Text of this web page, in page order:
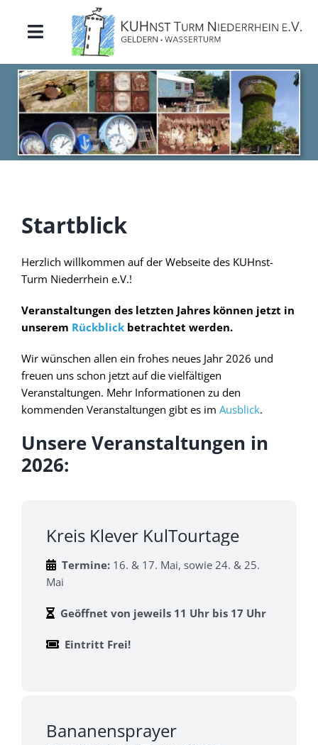
springenToggle
Navigation
Startblick
Ausblick
Rückblick
Weitblick
Startblick
Herzlich willkommen auf der Webseite des KUHnst-
Turm Niederrhein e.V.!
Veranstaltungen des letzten Jahres können jetzt in
unserem Rückblickbetrachtet werden.
Wir wünschen allen ein frohes neues Jahr 2026 und
freuen uns schon jetzt auf die vielfältigen
Veranstaltungen. Mehr Informationen zu den
kommenden Veranstaltungen gibt es im Ausblick.
Unsere Veranstaltungen in
2026:
Kreis Klever KulTourtage
Termine: 16. & 17. Mai, sowie 24. & 25.
Mai
Geöffnet von jeweils 11 Uhr bis 17 Uhr
Eintritt Frei!
Bananensprayer